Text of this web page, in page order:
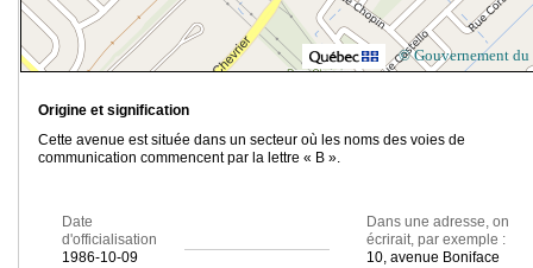
© Gouvernement du
Origine et signification
Cette avenue est située dans un secteur où les noms des voies de
communication commencent par la lettre « B ».
Date
d'officialisation
1986-10-09
Dans une adresse, on
écrirait, par exemple :
10, avenue Boniface